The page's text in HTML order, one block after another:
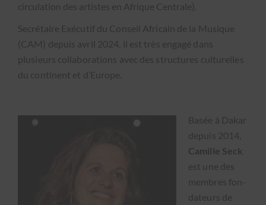
cir­cu­la­tion des artistes en Afrique Cen­trale).
Secré­taire Exé­cu­tif du Con­seil Africain de la Musique
(CAM) depuis avril 2024, il est très engagé dans
plusieurs col­lab­o­ra­tions avec des struc­tures cul­turelles
du con­ti­nent et d’Europe.
Basée à Dakar
depuis 2014,
Camille Seck
est une des
mem­bres fon­
da­teurs de